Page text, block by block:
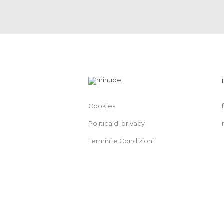
Cookies
Politica di privacy
Termini e Condizioni